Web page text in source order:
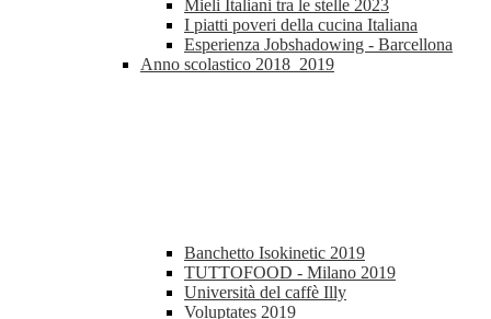
Mieli Italiani tra le stelle 2023
I piatti poveri della cucina Italiana
Esperienza Jobshadowing - Barcellona
Anno scolastico 2018_2019
Banchetto Isokinetic 2019
TUTTOFOOD - Milano 2019
Università del caffè Illy
Voluptates 2019